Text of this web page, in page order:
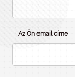
Az Ön email címe